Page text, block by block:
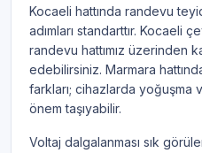
Kocaeli hattında randevu
adımları standarttır. Kocaeli
randevu hattımız üzerinden
edebilirsiniz. Marmara
farkları; cihazlarda yoğuşma
önem taşıyabilir.
Voltaj dalgalanması sık